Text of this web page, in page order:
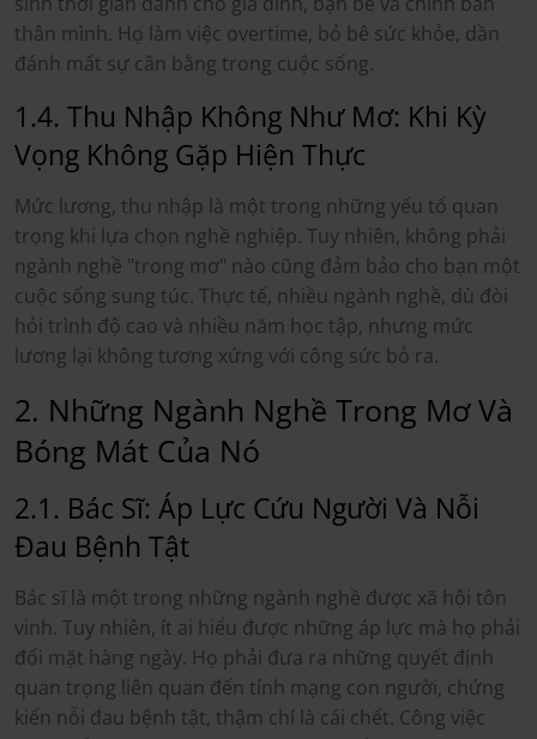
thân mình. Họ làm việc overtime, bỏ bê sức khỏe, dần
đánh mất sự cân bằng trong cuộc sống.
1.4. Thu Nhập Không Như Mơ: Khi Kỳ
Vọng Không Gặp Hiện Thực
Mức lương, thu nhập là một trong những yếu tố quan
trọng khi lựa chọn nghề nghiệp. Tuy nhiên, không phải
ngành nghề "trong mơ" nào cũng đảm bảo cho bạn một
cuộc sống sung túc. Thực tế, nhiều ngành nghề, dù đòi
hỏi trình độ cao và nhiều năm học tập, nhưng mức
lương lại không tương xứng với công sức bỏ ra.
2. Những Ngành Nghề Trong Mơ Và
Bóng Mát Của Nó
2.1. Bác Sĩ: Áp Lực Cứu Người Và Nỗi
Đau Bệnh Tật
Bác sĩ là một trong những ngành nghề được xã hội tôn
vinh. Tuy nhiên, ít ai hiểu được những áp lực mà họ phải
đối mặt hàng ngày. Họ phải đưa ra những quyết định
quan trọng liên quan đến tính mạng con người, chứng
kiến nỗi đau bệnh tật, thậm chí là cái chết. Công việc